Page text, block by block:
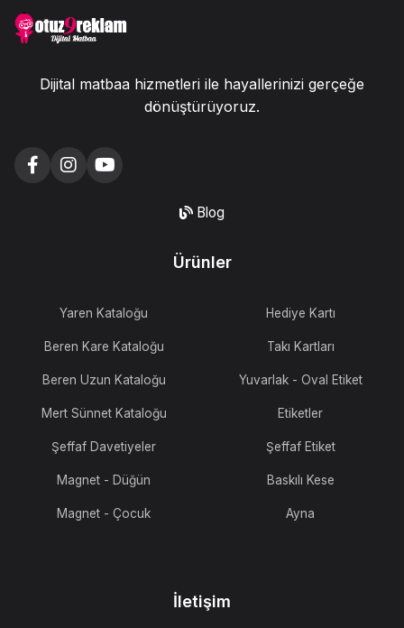
Dijital matbaa hizmetleri ile hayallerinizi gerçeğe
dönüştürüyoruz.
Blog
Ürünler
Yaren Kataloğu
Beren Kare Kataloğu
Beren Uzun Kataloğu
Mert Sünnet Kataloğu
Şeffaf Davetiyeler
Magnet - Düğün
Magnet - Çocuk
Hediye Kartı
Takı Kartları
Yuvarlak - Oval Etiket
Etiketler
Şeffaf Etiket
Baskılı Kese
Ayna
İletişim